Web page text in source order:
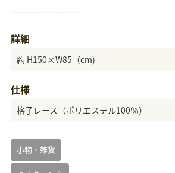
-----------------------
詳細
約 H150×W85（cm)
仕様
格子レース（ポリエステル100％）
小物・雑貨